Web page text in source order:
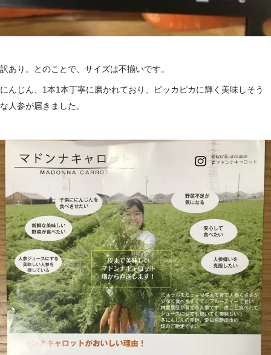
訳あり。とのことで、サイズは不揃いです。
にんじん、1本1本丁寧に磨かれており、ピッカピカに輝く美味しそう
な人参が届きました。